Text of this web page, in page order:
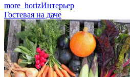
more_horizИнтерьер
Гостевая на даче